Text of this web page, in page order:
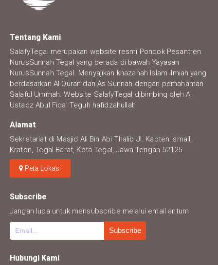
Tentang Kami
SalafyTegal merupakan website resmi Pondok Pesantren
NurusSunnah Tegal yang berada di bawah Yayasan
NurusSunnah Tegal. Menyajikan khazanah Islam ilmiah yang
berdasarkan Al-Quran dan As Sunnah dengan pemahaman
Salaful Ummah. Website SalafyTegal dibimbing oleh Al
Ustadz Abul Fida' Teguh hafidzahullah
Alamat
Sekretariat di Masjid Ali Bin Abi Thalib Jl. Kapten Ismail,
Kraton, Tegal Barat, Kota Tegal, Jawa Tengah 52125
Peta Lokasi
Subscribe
Jangan lupa untuk mensubscribe melalui email antum
Hubungi Kami